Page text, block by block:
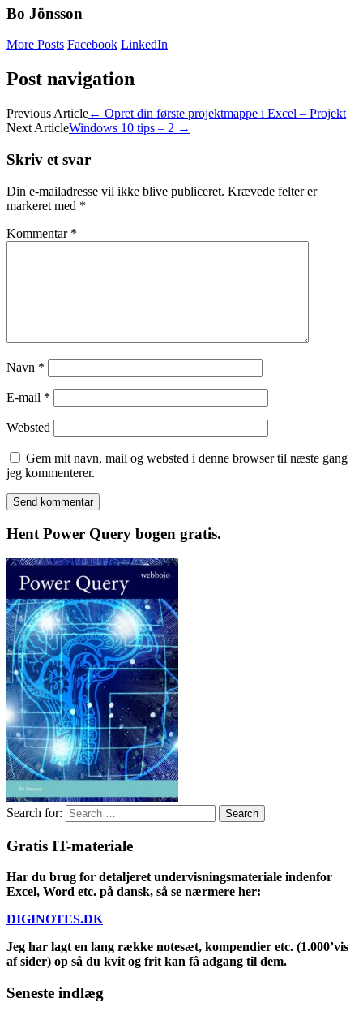
Bo Jönsson
More Posts Facebook LinkedIn
Post navigation
Previous Article← Opret din første projektmappe i Excel – Projekt
Next ArticleWindows 10 tips – 2 →
Skriv et svar
Din e-mailadresse vil ikke blive publiceret. Krævede felter er
markeret med *
Kommentar *
Navn *
E-mail *
Websted
Gem mit navn, mail og websted i denne browser til næste gang
jeg kommenterer.
Hent Power Query bogen gratis.
Search for:
Gratis IT-materiale
Har du brug for detaljeret undervisningsmateriale indenfor
Excel, Word etc. på dansk, så se nærmere her:
DIGINOTES.DK
Jeg har lagt en lang række notesæt, kompendier etc. (1.000’vis
af sider) op så du kvit og frit kan få adgang til dem.
Seneste indlæg